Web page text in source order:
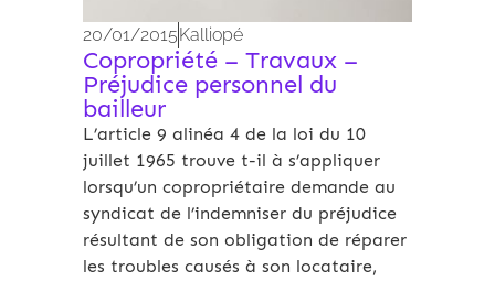
20/01/2015Kalliopé
Copropriété – Travaux –
Préjudice personnel du
bailleur
L’article 9 alinéa 4 de la loi du 10
juillet 1965 trouve t-il à s’appliquer
lorsqu’un copropriétaire demande au
syndicat de l’indemniser du préjudice
résultant de son obligation de réparer
les troubles causés à son locataire,